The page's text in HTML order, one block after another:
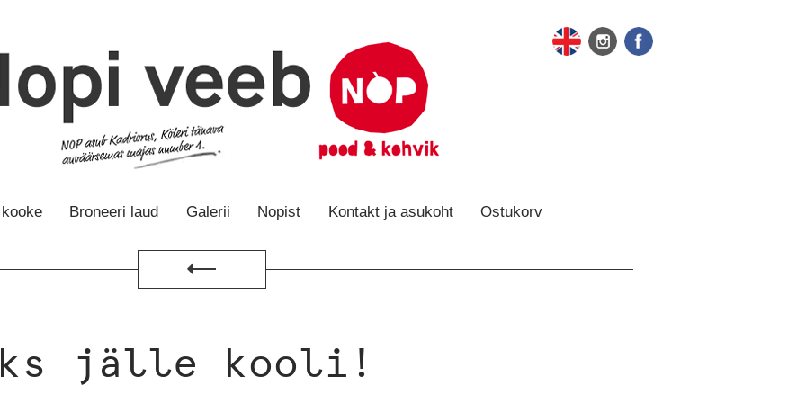
Broneeri laud Galerii Nopist Kontakt ja asukoht Ostukorv
jälle kooli!